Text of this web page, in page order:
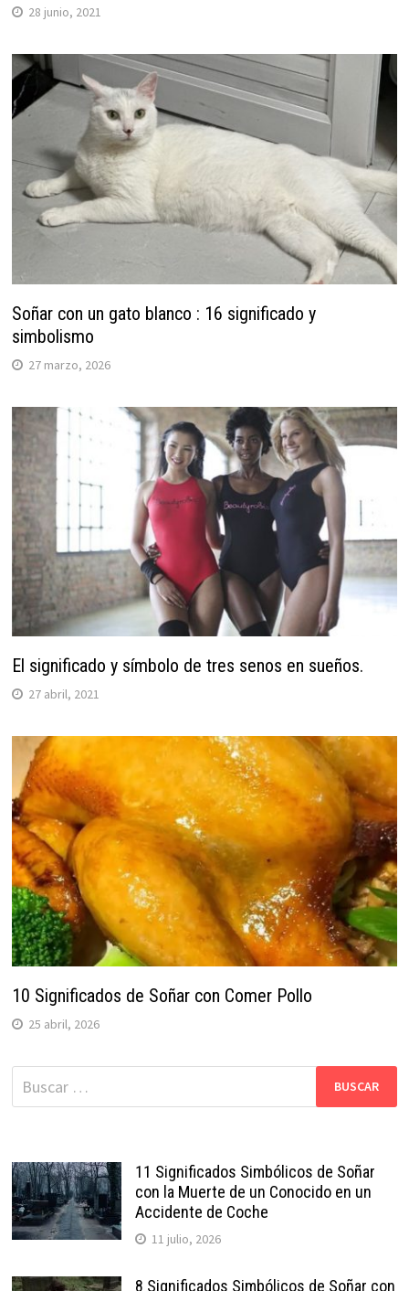
28 junio, 2021
Soñar con un gato blanco : 16 significado y
simbolismo
27 marzo, 2026
El significado y símbolo de tres senos en sueños.
27 abril, 2021
10 Significados de Soñar con Comer Pollo
25 abril, 2026
Buscar:
11 Significados Simbólicos de Soñar
con la Muerte de un Conocido en un
Accidente de Coche
11 julio, 2026
8 Significados Simbólicos de Soñar con